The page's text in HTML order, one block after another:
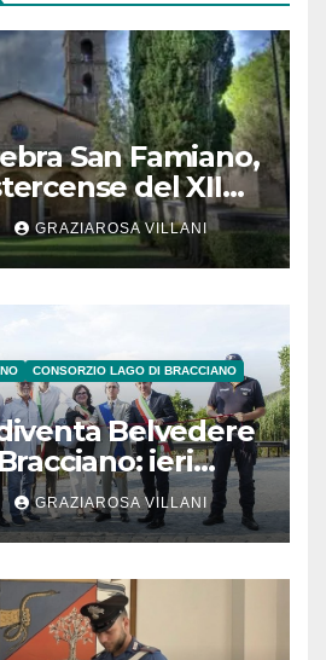
San Famiano,
del XII
GRAZIAROSA VILLANI
CONSORZIO LAGO DI BRACCIANO
Belvedere
ieri
GRAZIAROSA VILLANI